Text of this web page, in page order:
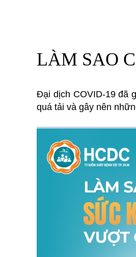
LÀM SAO
Đại dịch COVID-19 đã
quá tải và gây nên